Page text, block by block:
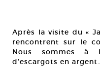
Après la visite du «
rencontrent sur le
Nous sommes à
d’escargots en